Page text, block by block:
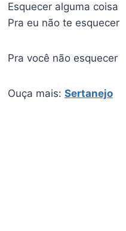
Esquecer alguma coisa
Pra eu não te esquecer
Pra você não esquecer
Ouça mais: Sertanejo